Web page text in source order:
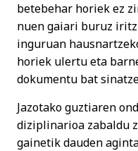
betebehar horiek ez
nuen gaiari buruz
inguruan
horiek ulertu eta
dokumentu bat
Jazotako guztiaren
diziplinarioa zabaldu
gainetik dauden